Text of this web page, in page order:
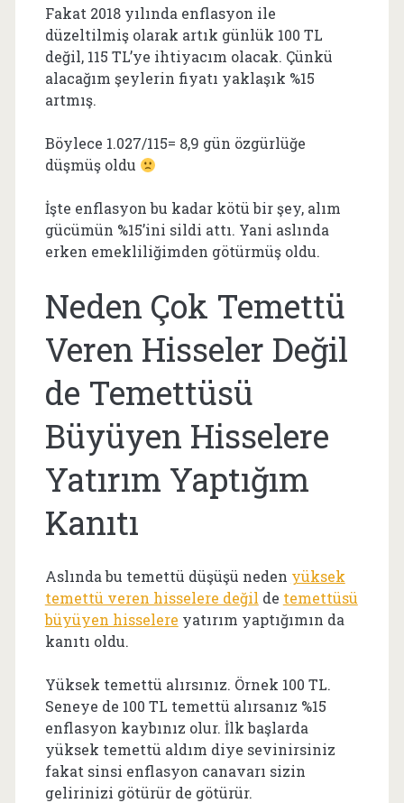
Fakat 2018 yılında enflasyon ile
düzeltilmiş olarak artık günlük 100 TL
değil, 115 TL’ye ihtiyacım olacak. Çünkü
alacağım şeylerin fiyatı yaklaşık %15
artmış.
Böylece 1.027/115= 8,9 gün özgürlüğe
düşmüş oldu
İşte enflasyon bu kadar kötü bir şey, alım
gücümün %15’ini sildi attı. Yani aslında
erken emekliliğimden götürmüş oldu.
Neden Çok Temettü
Veren Hisseler Değil
de Temettüsü
Büyüyen Hisselere
Yatırım Yaptığım
Kanıtı
Aslında bu temettü düşüşü neden yüksek
temettü veren hisselere değil de temettüsü
büyüyen hisselere yatırım yaptığımın da
kanıtı oldu.
Yüksek temettü alırsınız. Örnek 100 TL.
Seneye de 100 TL temettü alırsanız %15
enflasyon kaybınız olur. İlk başlarda
yüksek temettü aldım diye sevinirsiniz
fakat sinsi enflasyon canavarı sizin
gelirinizi götürür de götürür.